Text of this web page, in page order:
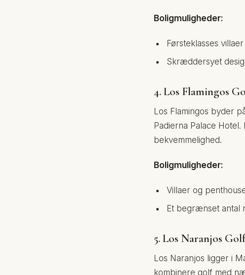
Boligmuligheder:
Førsteklasses
Skræddersyet
4. Los Flamingos
Los Flamingos byder
Padierna Palace
bekvemmelighed.
Boligmuligheder:
Villaer og
Et begrænset antal
5. Los Naranjos
Los Naranjos ligger i
kombinere golf med